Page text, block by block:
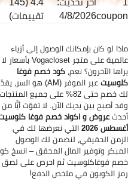
4/8/2026 تقييمات)
لو كان بإمكانك الوصول إلى أزياء
عالمية على متجر Vogacloset بأسعار لا
الآخرون؟ نعم،كود خصم فوغا
عبر الموفر (AM) هو السر، يقدّم
لك خصم حتى 82% على جميع المنتجات
أصبح بين يديك الآن. لا تفوّت أيًّا من
عروض و اكواد خصم فوغا كلوسيت
2026 التي نعرضها لك في
الحقيقي، لنضمن لك الوصول
وتوفير المال المحقق – انسخ كود
فوغاكلوسيت ثم احرص على لصق
الكوبون في ملخص الدفع!